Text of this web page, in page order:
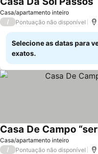
Casa/apartamento inteiro
/ Pontuação não disponível
Selecione as datas para
exatos.
Casa/apartamento inteiro
Casa De Campo
/ Pontuação não disponível